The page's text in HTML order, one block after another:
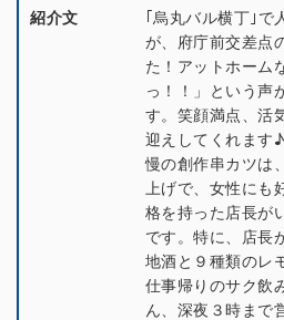
紹介文
｢烏丸バル横丁｣で
が、府庁前交差点
た！アットホーム
っ！！」という声
す。笑顔満点、活
迎えしてくれます
慢の創作串カツは
上げで、女性に
格を持った店長が
です。特に、店長
地酒と９種類のレ
仕事帰りのサク飲
ん、深夜３時まで